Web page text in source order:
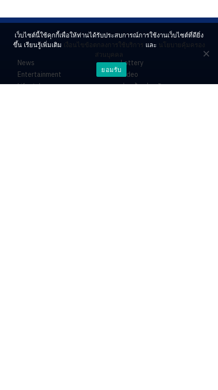
News
Entertainment
Lifestyle
Lottery
Video
ร่วมด้วยช่วยกัน
เว็บไซต์นี้ใช้คุกกี้เพื่อให้ท่านได้รับประสบการณ์การใช้งานเว็บไซต์ที่ดียิ่ง
ขึ้น เรียนรู้เพิ่มเติม เงื่อนไขข้อตกลงการใช้บริการ และ นโยบายคุ้มครอง
ส่วนบุคคล
ยอมรับ